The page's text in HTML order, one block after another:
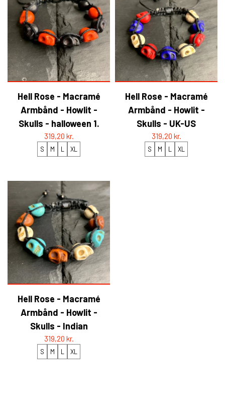
Hell Rose - Macramé
Armbånd - Howlit -
Skulls - halloween 1.
319,20 kr.
S M L XL
Hell Rose - Macramé
Armbånd - Howlit -
Skulls - UK-US
319,20 kr.
S M L XL
Hell Rose - Macramé
Armbånd - Howlit -
Skulls - Indian
319,20 kr.
S M L XL